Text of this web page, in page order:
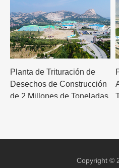
Planta de Trituración de
Desechos de Construcción
de 2 Millones de Toneladas
Copyright ©